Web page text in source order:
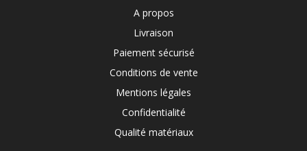
A propos
Livraison
Paiement sécurisé
Conditions de vente
Mentions légales
Confidentialité
Qualité matériaux